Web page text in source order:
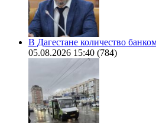
В Дагестане количество
05.08.2026 15:40 (784)